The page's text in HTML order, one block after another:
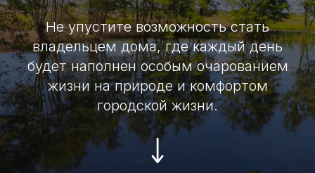
Не упустите возможность стать
владельцем дома, где каждый день
будет наполнен особым очарованием
жизни на природе и комфортом
городской жизни.